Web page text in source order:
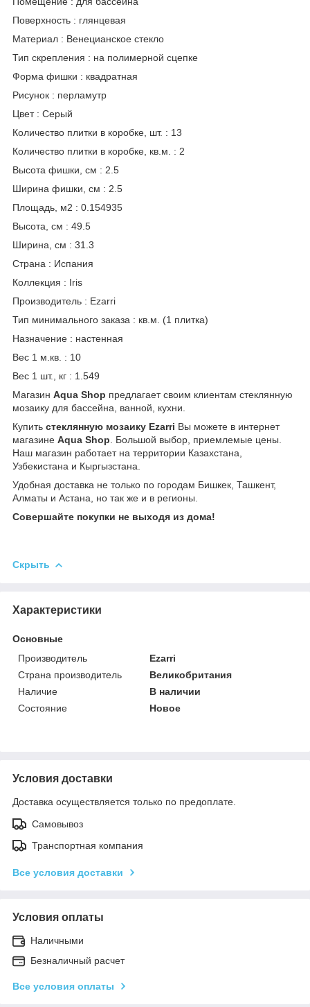
Поверхность : глянцевая
Материал : Венецианское стекло
Тип скрепления : на полимерной сцепке
Форма фишки : квадратная
Рисунок : перламутр
Цвет : Серый
Количество плитки в коробке, шт. : 13
Количество плитки в коробке, кв.м. : 2
Высота фишки, см : 2.5
Ширина фишки, см : 2.5
Площадь, м2 : 0.154935
Высота, см : 49.5
Ширина, см : 31.3
Страна : Испания
Коллекция : Iris
Производитель : Ezarri
Тип минимального заказа : кв.м. (1 плитка)
Назначение : настенная
Вес 1 м.кв. : 10
Вес 1 шт., кг : 1.549
Магазин Aqua Shop предлагает своим клиентам стеклянную
мозаику для бассейна, ванной, кухни.
Купить стеклянную мозаику Ezarri Вы можете в интернет
магазине Aqua Shop . Большой выбор, приемлемые цены.
Наш магазин работает на территории Казахстана,
Узбекистана и Кыргызстана.
Удобная доставка не только по городам Бишкек, Ташкент,
Алматы и Астана, но так же и в регионы.
Совершайте покупки не выходя из дома!
Скрыть
Характеристики
Основные
Производитель
Ezarri
Страна производитель
Великобритания
Наличие
В наличии
Состояние
Новое
Условия доставки
Доставка осуществляется только по предоплате.
Самовывоз
Транспортная компания
Все условия доставки
Условия оплаты
Наличными
Безналичный расчет
Все условия оплаты